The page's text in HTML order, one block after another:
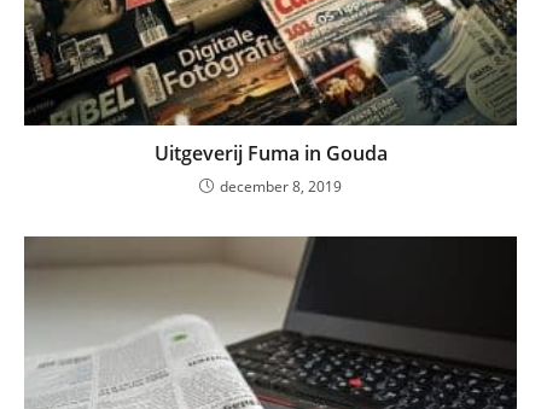
Uitgeverij Fuma in Gouda
december 8, 2019